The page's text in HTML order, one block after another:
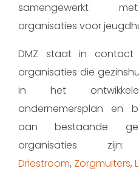
samengewerkt
organisaties voor
DMZ staat in contact
organisaties die
in het
ondernemersplan en
aan bestaande
organisaties
Driestroom, Zorgmuiters,